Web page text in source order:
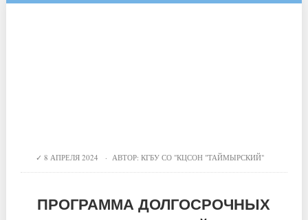
8 АПРЕЛЯ 2024 · АВТОР:КГБУ СО "КЦСОН "ТАЙМЫРСКИЙ"
ПРОГРАММА ДОЛГОСРОЧНЫХ